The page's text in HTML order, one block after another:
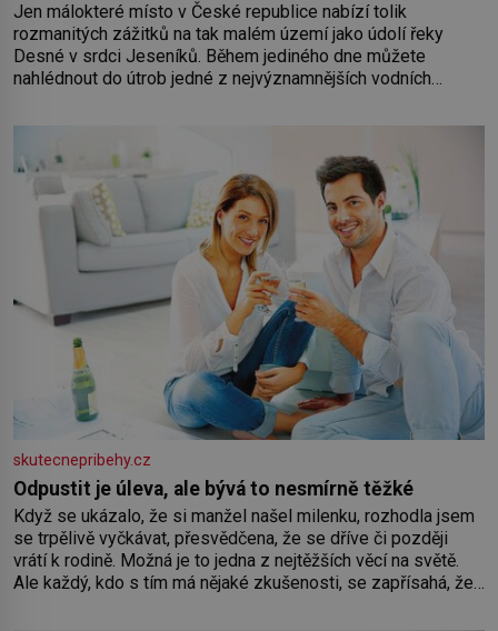
Jen málokteré místo v České republice nabízí tolik
rozmanitých zážitků na tak malém území jako údolí řeky
Desné v srdci Jeseníků. Během jediného dne můžete
nahlédnout do útrob jedné z nejvýznamnějších vodních
koloběžce a den zakončit poznáváním památek ve Velkých
skutecnepribehy.cz
Odpustit je úleva, ale bývá to nesmírně těžké
Když se ukázalo, že si manžel našel milenku, rozhodla jsem
se trpělivě vyčkávat, přesvědčena, že se dříve či později
vrátí k rodině. Možná je to jedna z nejtěžších věcí na světě.
Ale každý, kdo s tím má nějaké zkušenosti, se zapřísahá, že